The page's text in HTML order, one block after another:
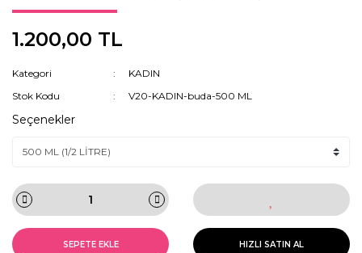
1.200,00 TL
Kategori
KADIN
Stok Kodu
V20-KADIN-buda-500 ML
Seçenekler
SEPETE EKLE HIZLI SATIN AL